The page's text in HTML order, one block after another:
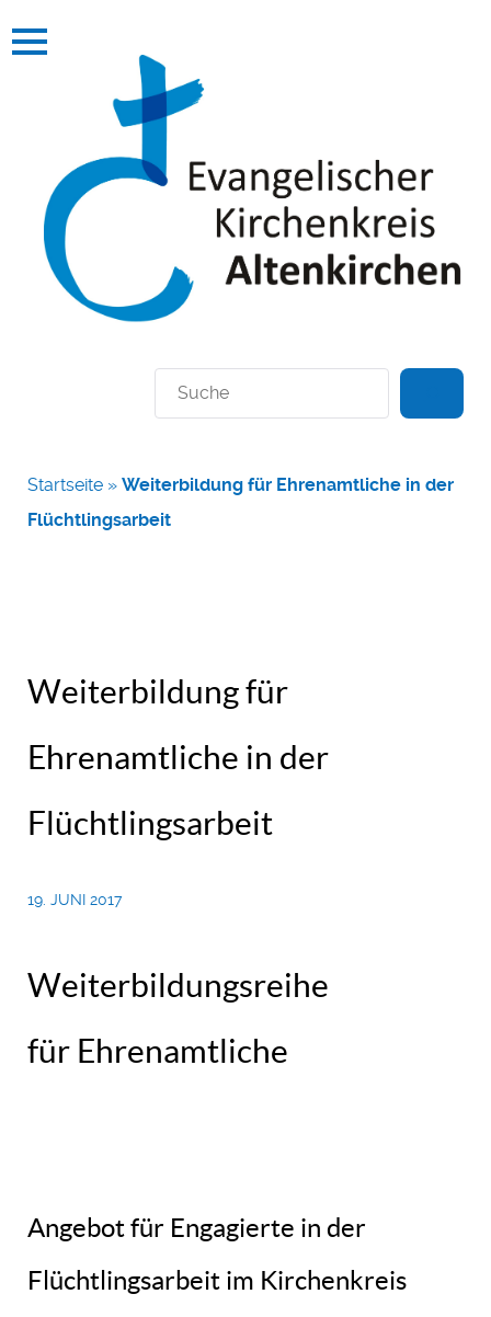
Suchen
Startseite » Weiterbildung für Ehrenamtliche in der
Flüchtlingsarbeit
Weiterbildung für
Ehrenamtliche in der
Flüchtlingsarbeit
19. JUNI 2017
Weiterbildungsreihe
für Ehrenamtliche
Angebot für Engagierte in der
Flüchtlingsarbeit im Kirchenkreis